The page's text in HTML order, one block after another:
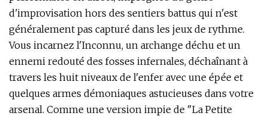
d'improvisation hors des sentiers battus qui n'est
généralement pas capturé dans les jeux de rythme.
Vous incarnez l'Inconnu, un archange déchu et un
ennemi redouté des fosses infernales, déchaînant à
travers les huit niveaux de l'enfer avec une épée et
quelques armes démoniaques astucieuses dans votre
arsenal. Comme une version impie de "La Petite